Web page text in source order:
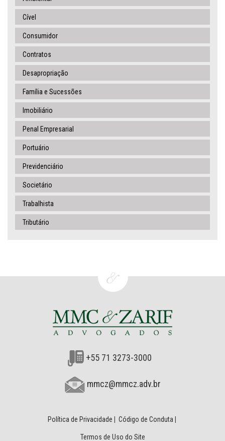
Cível
Consumidor
Contratos
Desapropriação
Família e Sucessões
Imobiliário
Penal Empresarial
Portuário
Previdenciário
Societário
Trabalhista
Tributário
+55 71 3273-3000
mmcz@mmcz.adv.br
Política de Privacidade Código de Conduta
Termos de Uso do Site